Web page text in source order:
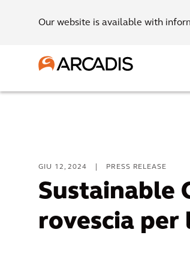
Our website is available with
GIU 12, 2024 PRESS RELEASE
Sustainable
rovescia per